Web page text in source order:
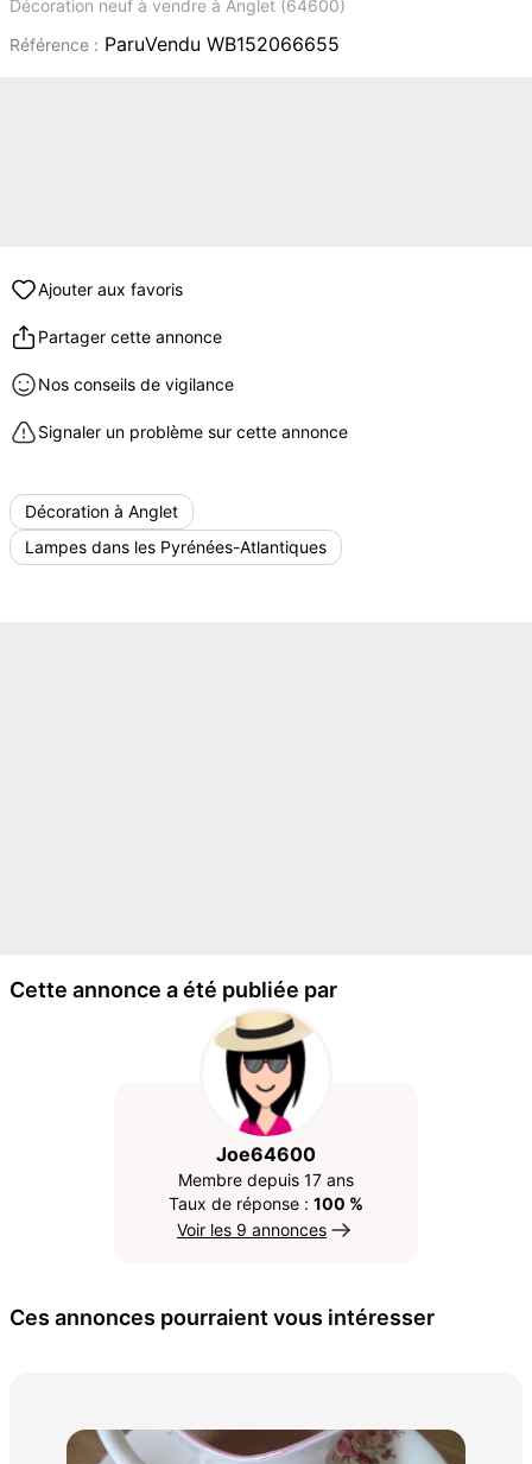
Décoration neuf à vendre à Anglet (64600)
Référence : ParuVendu WB152066655
Ajouter aux favoris
Partager cette annonce
Nos conseils de vigilance
Signaler un problème sur cette annonce
Décoration à Anglet
Lampes dans les Pyrénées-Atlantiques
Cette annonce a été publiée par
Joe64600
Membre depuis 17 ans
Taux de réponse : 100 %
Voir les 9 annonces
Ces annonces pourraient vous intéresser